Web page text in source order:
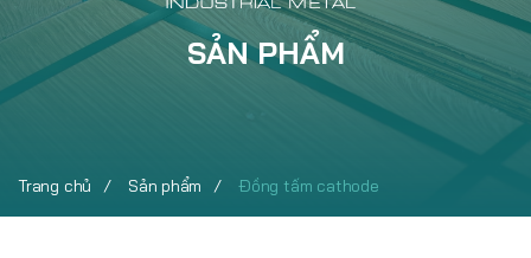
Trang chủ Sản phẩm Đồng tấm cathode
SẢN PHẨM